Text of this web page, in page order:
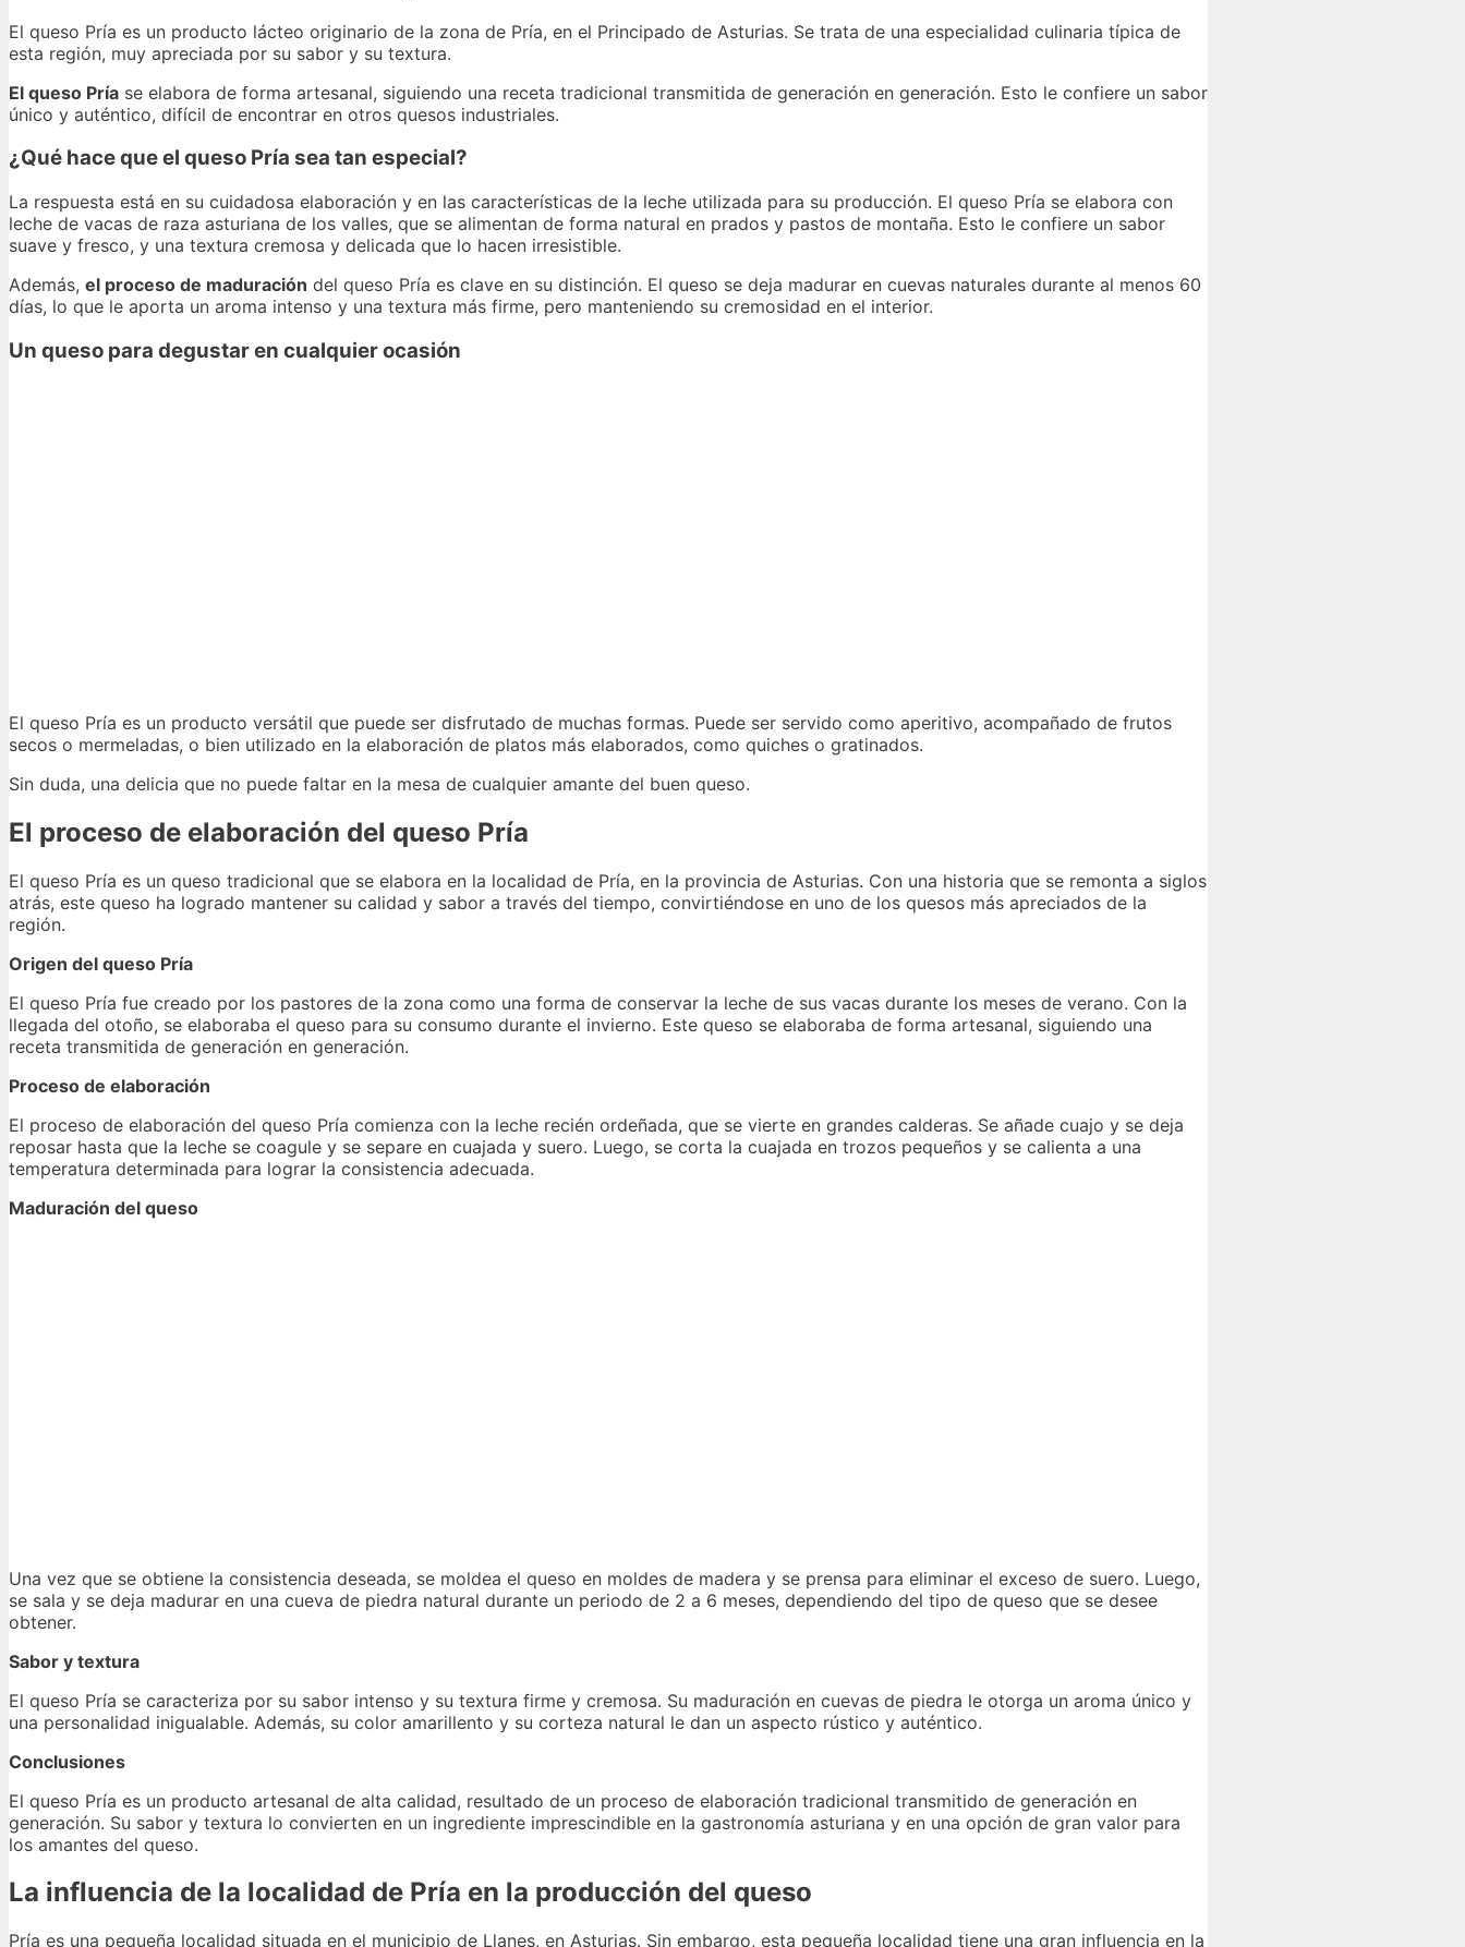
El queso Pría es un producto lácteo originario de la zona de Pría, en el Principado de Asturias. Se trata de una especialidad culinaria típica de
esta región, muy apreciada por su sabor y su textura.
El queso Pría se elabora de forma artesanal, siguiendo una receta tradicional transmitida de generación en generación. Esto le confiere un sabor
único y auténtico, difícil de encontrar en otros quesos industriales.
¿Qué hace que el queso Pría sea tan especial?
La respuesta está en su cuidadosa elaboración y en las características de la leche utilizada para su producción. El queso Pría se elabora con
leche de vacas de raza asturiana de los valles, que se alimentan de forma natural en prados y pastos de montaña. Esto le confiere un sabor
suave y fresco, y una textura cremosa y delicada que lo hacen irresistible.
Además, el proceso de maduración del queso Pría es clave en su distinción. El queso se deja madurar en cuevas naturales durante al menos 60
días, lo que le aporta un aroma intenso y una textura más firme, pero manteniendo su cremosidad en el interior.
Un queso para degustar en cualquier ocasión
El queso Pría es un producto versátil que puede ser disfrutado de muchas formas. Puede ser servido como aperitivo, acompañado de frutos
secos o mermeladas, o bien utilizado en la elaboración de platos más elaborados, como quiches o gratinados.
Sin duda, una delicia que no puede faltar en la mesa de cualquier amante del buen queso.
El proceso de elaboración del queso Pría
El queso Pría es un queso tradicional que se elabora en la localidad de Pría, en la provincia de Asturias. Con una historia que se remonta a siglos
atrás, este queso ha logrado mantener su calidad y sabor a través del tiempo, convirtiéndose en uno de los quesos más apreciados de la
región.
Origen del queso Pría
El queso Pría fue creado por los pastores de la zona como una forma de conservar la leche de sus vacas durante los meses de verano. Con la
llegada del otoño, se elaboraba el queso para su consumo durante el invierno. Este queso se elaboraba de forma artesanal, siguiendo una
receta transmitida de generación en generación.
Proceso de elaboración
El proceso de elaboración del queso Pría comienza con la leche recién ordeñada, que se vierte en grandes calderas. Se añade cuajo y se deja
reposar hasta que la leche se coagule y se separe en cuajada y suero. Luego, se corta la cuajada en trozos pequeños y se calienta a una
temperatura determinada para lograr la consistencia adecuada.
Maduración del queso
Una vez que se obtiene la consistencia deseada, se moldea el queso en moldes de madera y se prensa para eliminar el exceso de suero. Luego,
se sala y se deja madurar en una cueva de piedra natural durante un periodo de 2 a 6 meses, dependiendo del tipo de queso que se desee
obtener.
Sabor y textura
El queso Pría se caracteriza por su sabor intenso y su textura firme y cremosa. Su maduración en cuevas de piedra le otorga un aroma único y
una personalidad inigualable. Además, su color amarillento y su corteza natural le dan un aspecto rústico y auténtico.
Conclusiones
El queso Pría es un producto artesanal de alta calidad, resultado de un proceso de elaboración tradicional transmitido de generación en
generación. Su sabor y textura lo convierten en un ingrediente imprescindible en la gastronomía asturiana y en una opción de gran valor para
los amantes del queso.
La influencia de la localidad de Pría en la producción del queso
Pría es una pequeña localidad situada en el municipio de Llanes, en Asturias. Sin embargo, esta pequeña localidad tiene una gran influencia en la